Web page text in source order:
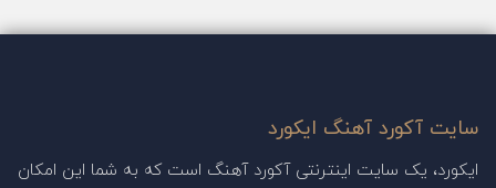
سایت آکورد آهنگ ایکورد
ایکورد، یک سایت اینترنتی آکورد آهنگ است که به شما این امکان